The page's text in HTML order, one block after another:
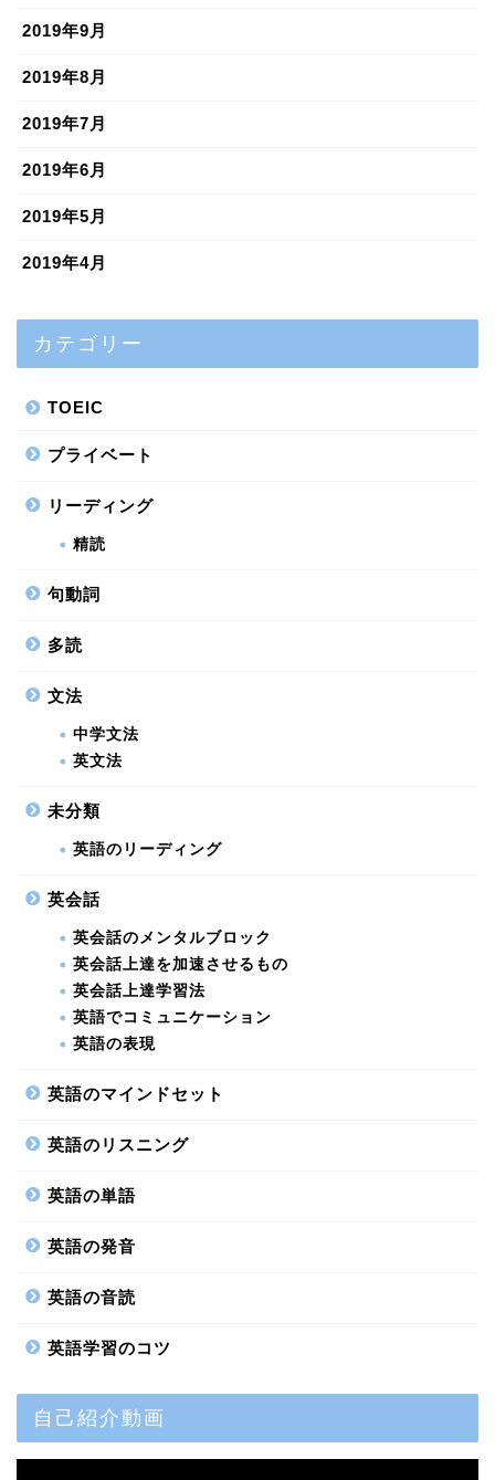
2019年9月
2019年8月
2019年7月
2019年6月
2019年5月
2019年4月
カテゴリー
TOEIC
プライベート
リーディング
精読
句動詞
多読
文法
中学文法
英文法
未分類
英語のリーディング
英会話
英会話のメンタルブロック
英会話上達を加速させるもの
英会話上達学習法
英語でコミュニケーション
英語の表現
英語のマインドセット
英語のリスニング
英語の単語
英語の発音
英語の音読
英語学習のコツ
自己紹介動画